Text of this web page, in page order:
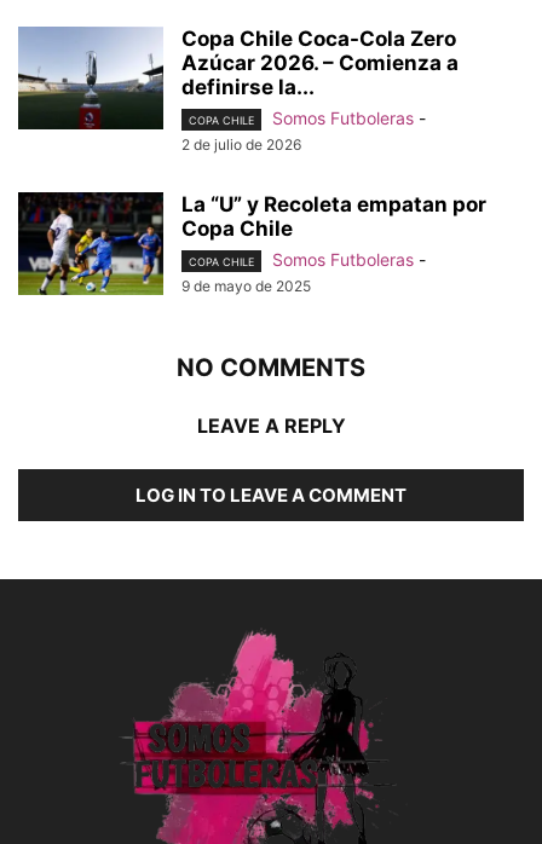
Copa Chile Coca-Cola Zero
Azúcar 2026. – Comienza a
definirse la...
COPA CHILE Somos Futboleras -
2 de julio de 2026
La “U” y Recoleta empatan por
Copa Chile
COPA CHILE Somos Futboleras -
9 de mayo de 2025
NO COMMENTS
LEAVE A REPLY
LOG IN TO LEAVE A COMMENT